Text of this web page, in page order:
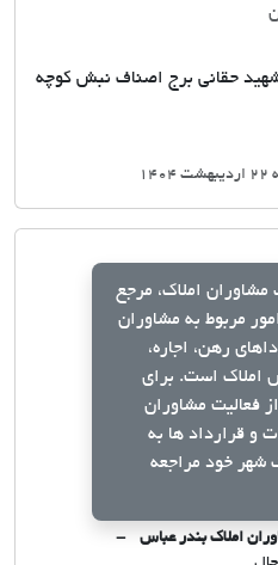
حقانی برج اصناف نبش کوچه
مشاوران املاک، مرجع
مربوط به مشاوران
رهن، اجاره،
املاک است. برای
فعالیت مشاوران
و قرارداد ها به
شهر خود مراجعه
املاک بندر عباس